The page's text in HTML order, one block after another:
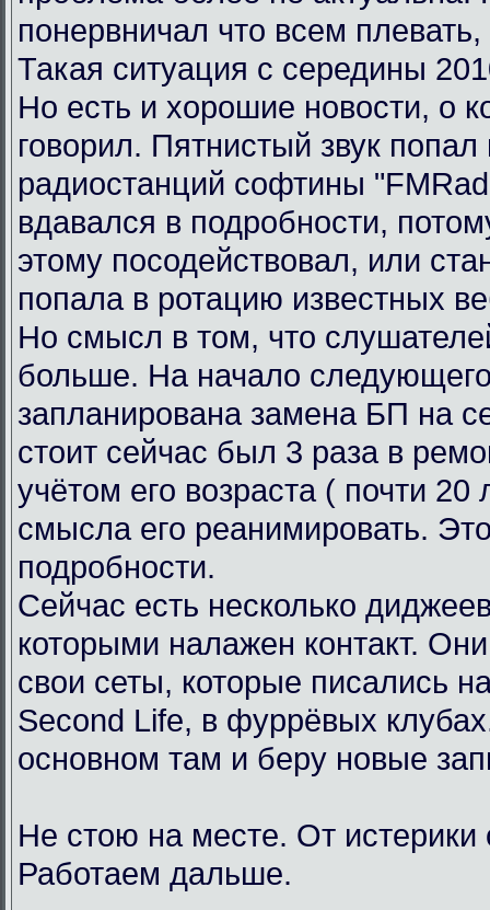
понервничал что всем
Такая ситуация с середины
Но есть и хорошие новости, о
говорил. Пятнистый звук попал
радиостанций софтины
вдавался в подробности,
этому посодействовал, или
попала в ротацию известных
Но смысл в том, что
больше. На начало
запланирована замена БП на
стоит сейчас был 3 раза в
учётом его возраста ( почти 20
смысла его реанимировать.
подробности.
Сейчас есть несколько
которыми налажен контакт.
свои сеты, которые писались
Second Life, в фуррёвых
основном там и беру новые
Не стою на месте. От истерики
Работаем дальше.